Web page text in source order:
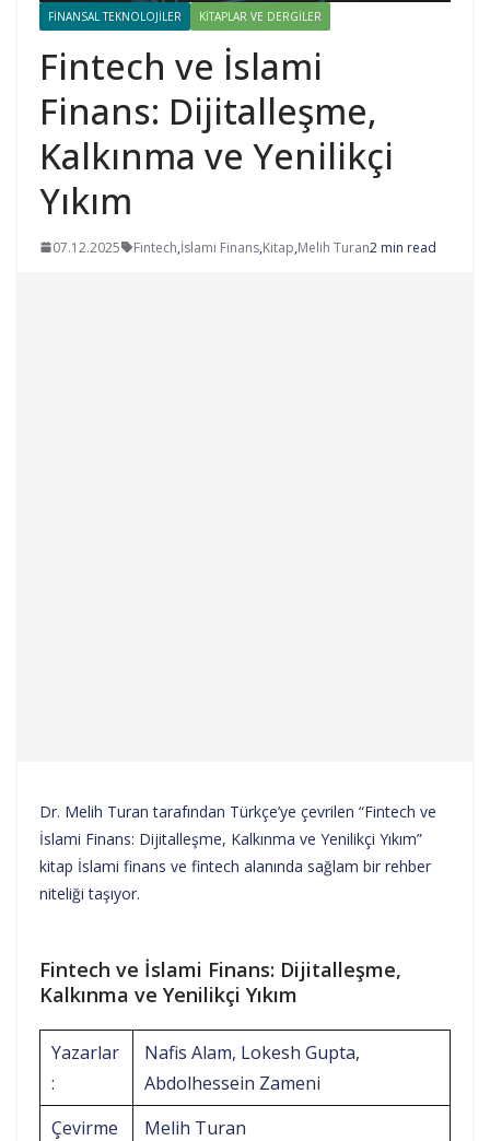
FINANSAL TEKNOLOJILER KITAPLAR VE DERGILER
Fintech ve İslami
Finans: Dijitalleşme,
Kalkınma ve Yenilikçi
Yıkım
07.12.2025 Fintech,İslami Finans,Kitap,Melih Turan2 min read
Dr. Melih Turan tarafından Türkçe’ye çevrilen “Fintech ve
İslami Finans: Dijitalleşme, Kalkınma ve Yenilikçi Yıkım”
kitap İslami finans ve fintech alanında sağlam bir rehber
niteliği taşıyor.
Fintech ve İslami Finans: Dijitalleşme,
Kalkınma ve Yenilikçi Yıkım
Yazarlar
:
Nafis Alam, Lokesh Gupta,
Abdolhessein Zameni
Çevirme
Melih Turan